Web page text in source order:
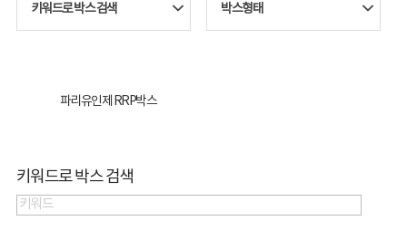
키워드로 박스 검색 박스형태
파리유인제 RRP박스
키워드로 박스 검색